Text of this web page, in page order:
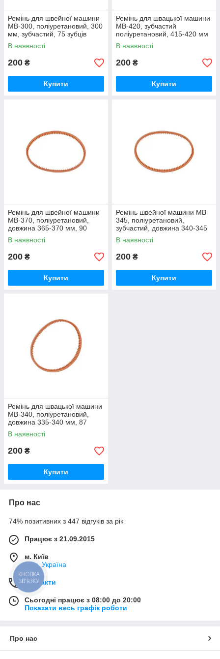
Ремінь для швейної машини
MB-300, поліуретановий, 300
мм, зубчастий, 75 зубців
В наявності
200 ₴
Купити
Ремінь для швацької машини
MB-420, зубчастий
поліуретановий, 415-420 мм
В наявності
200 ₴
Купити
Ремінь для швейної машини
MB-370, поліуретановий,
довжина 365-370 мм, 90
зубців
В наявності
200 ₴
Купити
Ремінь швейної машини MB-
345, поліуретановий,
зубчастий, довжина 340-345
мм
В наявності
200 ₴
Купити
Ремінь для швацької машини
MB-340, поліуретановий,
довжина 335-340 мм, 87
зубців
В наявності
200 ₴
Купити
Про нас
74% позитивних з 447 відгуків за рік
Працює з 21.09.2015
м. Київ
Київ, Україна
Контакти
Сьогодні працює з 08:00 до 20:00
Показати весь графік роботи
Про нас
КНОПКА
ЗВ'ЯЗКУ